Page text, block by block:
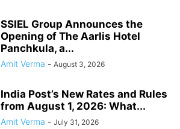
SSIEL Group Announces the
Opening of The Aarlis Hotel
Panchkula, a...
Amit Verma - August 3, 2026
India Post’s New Rates and Rules
from August 1, 2026: What...
Amit Verma - July 31, 2026